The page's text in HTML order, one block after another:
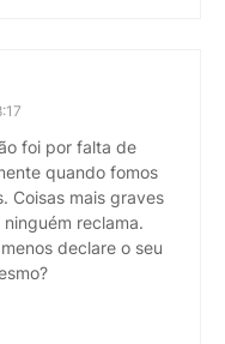
foi por falta de
quando fomos
Coisas mais graves
reclama.
declare o seu